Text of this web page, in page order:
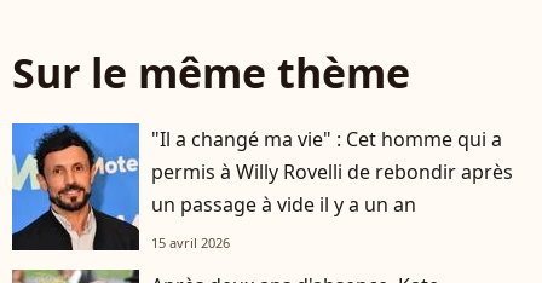
Sur le même thème
"Il a changé ma vie" : Cet homme qui a
permis à Willy Rovelli de rebondir après
un passage à vide il y a un an
15 avril 2026